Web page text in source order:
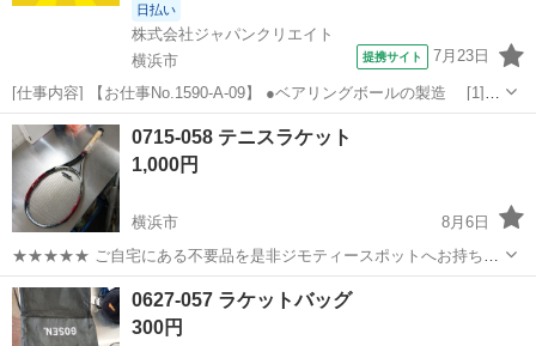
日払い
株式会社ジャパンクリエイト
横浜市
提携サイト 7月23日
[仕事内容] 【お仕事No.1590-A-09】 ●ベアリングボールの製造 [1]原
料（溶剤の投入や補助・製品梱包） ※一時的に重量物の取り扱い
あり [2]成型（マシンオペレーター・準備・補助作業） [3]焼結
（...
神奈川 横浜市
0715-058 テニスラケット
1,000円
横浜市
8月6日
★★★★★ ご自宅にある不要品を是非ジモティースポットへお持ち込
みしませんか？ 家電、趣味・スポーツ・レジャー用品、こども用品、
衣料服飾品、生活雑貨、家具、本、CD・DVDなどが無料でまとめて持
ち込めます！ ※詳細はこ...
神奈川 横浜市 テニスラケット
0627-057 ラケットバッグ
300円